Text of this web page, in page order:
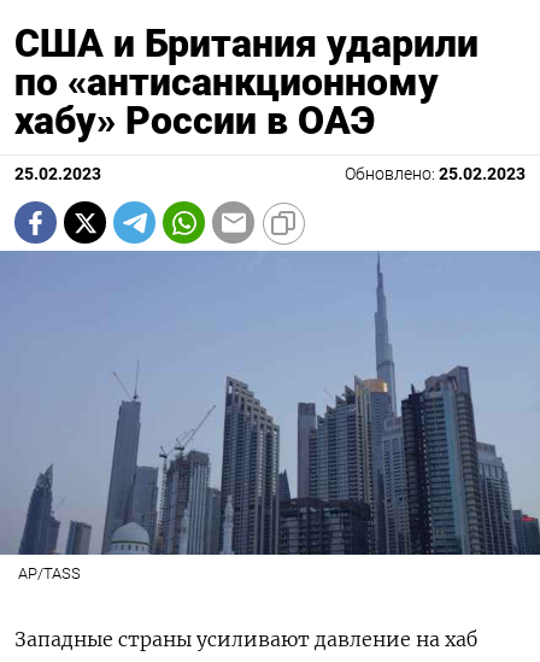
США и Британия ударили
по «антисанкционному
хабу» России в ОАЭ
25.02.2023 Обновлено: 25.02.2023
AP/TASS
Западные страны усиливают давление на хаб